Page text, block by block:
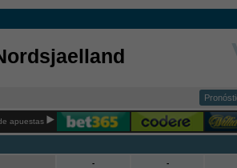
apuestas
- -